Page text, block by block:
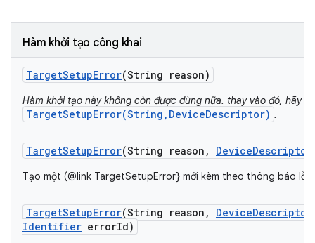
Hàm khởi tạo công khai
TargetSetupError(String reason)
Hàm khởi tạo này không còn được dùng nữa. thay vào đó, hãy
TargetSetupError(String,DeviceDescriptor) .
TargetSetupError(String reason , DeviceDescriptor
Tạo một (@link TargetSetupError} mới kèm theo thông báo lỗi
TargetSetupError(String reason , DeviceDescriptor
Identifier errorId)